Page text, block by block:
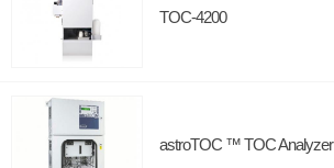
TOC-4200
astroTOC ™ TOC Analyzer